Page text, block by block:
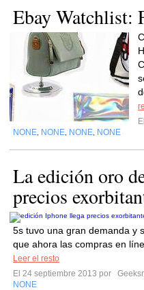
Ebay Watchlist:
NONE NONE NONE NONE
La edición oro
precios
5s tuvo una gran demanda y
que ahora las compras en
Leer el resto
El 24 septiembre 2013 por
NONE